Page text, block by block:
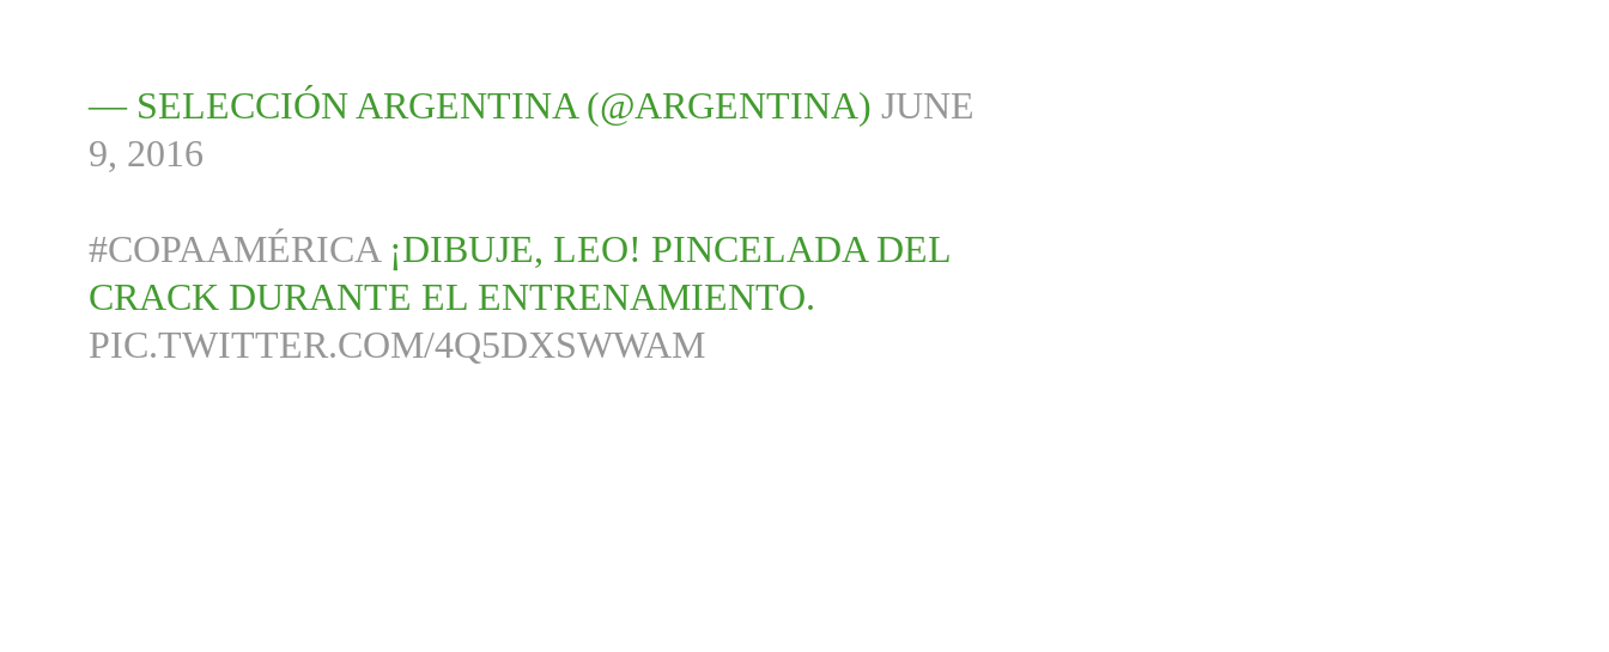
— SELECCIÓN ARGENTINA (@ARGENTINA) JUNE
9, 2016
#COPAAMÉRICA¡DIBUJE, LEO! PINCELADA DEL
CRACK DURANTE EL ENTRENAMIENTO.
PIC.TWITTER.COM/4Q5DXSWWAM